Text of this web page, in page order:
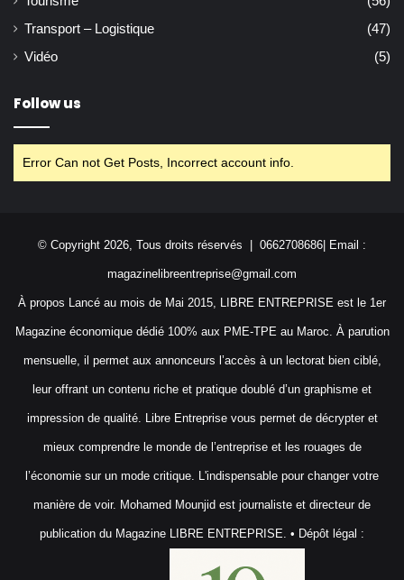
Transport – Logistique
(47)
Vidéo
(5)
Follow us
Error Can not Get Posts, Incorrect account info.
© Copyright 2026, Tous droits réservés | 0662708686| Email :
magazinelibreentreprise@gmail.com
À propos Lancé au mois de Mai 2015, LIBRE ENTREPRISE est le 1er
Magazine économique dédié 100% aux PME-TPE au Maroc. À parution
mensuelle, il permet aux annonceurs l’accès à un lectorat bien ciblé,
leur offrant un contenu riche et pratique doublé d’un graphisme et
impression de qualité. Libre Entreprise vous permet de décrypter et
mieux comprendre le monde de l’entreprise et les rouages de
l’économie sur un mode critique. L'indispensable pour changer votre
manière de voir. Mohamed Mounjid est journaliste et directeur de
publication du Magazine LIBRE ENTREPRISE. • Dépôt légal :